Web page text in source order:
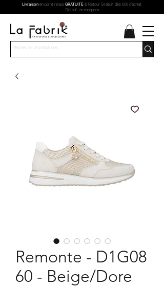
Livraisonen point relais GRATUITE& Retour Gratuit dès 60€ d'achat.
Retrait en magasin
Remonte - D1G08
60 - Beige/Dore